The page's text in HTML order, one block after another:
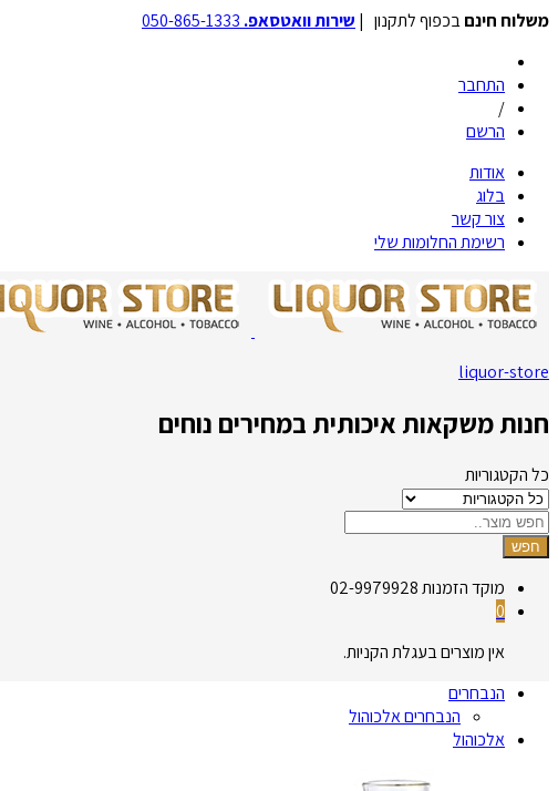
משלוח חינםבכפוף לתקנון | שירות וואטסאפ.
התחבר
/
הרשם
אודות
בלוג
צור קשר
רשימת החלומות שלי
liquor-store
חנות משקאות איכותית במחירים נוחים
כל הקטגוריות
חפש
מוקד הזמנות02-9979928
0
אין מוצרים בעגלת הקניות.
הנבחרים
הנבחרים אלכוהול
אלכוהול